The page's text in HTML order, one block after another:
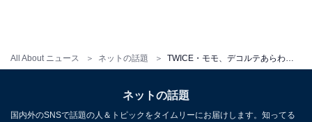
All About ニュース ネットの話題 TWICE・モモ、デコルテあらわ＆胸元ちらりなキャミ姿に「かっこいいし可愛い」「オシャレねぇ」と反響！
ネットの話題
国内外のSNSで話題の人＆トピックをタイムリーにお届けします。知ってる